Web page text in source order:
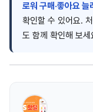
로워 구매·좋아요 늘
확인할 수 있어요.
도 함께 확인해 보세